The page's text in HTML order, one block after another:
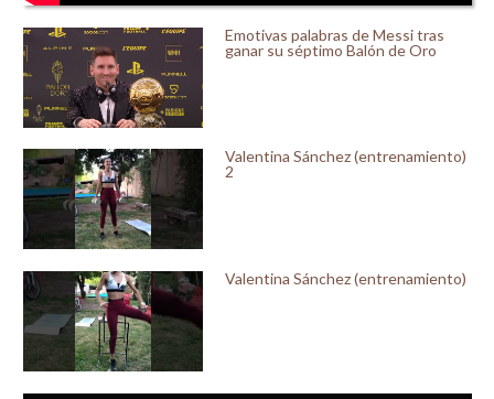
Emotivas palabras de Messi tras
ganar su séptimo Balón de Oro
Valentina Sánchez (entrenamiento)
2
Valentina Sánchez (entrenamiento)